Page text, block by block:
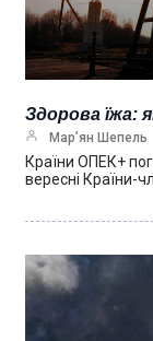
Здорова їжа:
Мар’ян Шепель
Країни ОПЕК+
вересні Країни-